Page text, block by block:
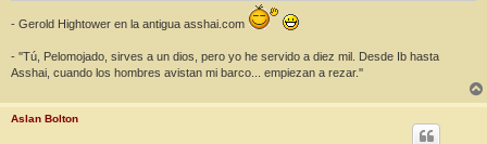
- Gerold Hightower en la antigua asshai.com
- ''Tú, Pelomojado, sirves a un dios, pero yo he servido a diez mil. Desde Ib hasta
Asshai, cuando los hombres avistan mi barco... empiezan a rezar.''
Aslan Bolton